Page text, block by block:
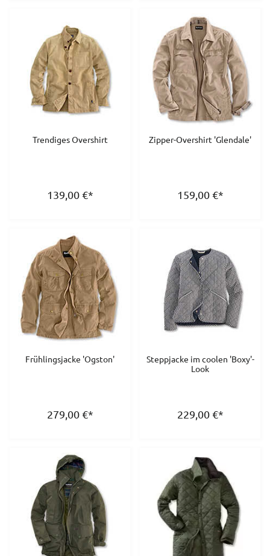
Trendiges Overshirt
139,00€*
Zipper-Overshirt 'Glendale'
159,00€*
Frühlingsjacke 'Ogston'
279,00€*
Steppjacke im coolen 'Boxy'-
Look
229,00€*